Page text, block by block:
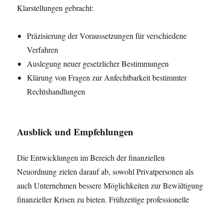
Klarstellungen gebracht:
Präzisierung der Voraussetzungen für verschiedene
Verfahren
Auslegung neuer gesetzlicher Bestimmungen
Klärung von Fragen zur Anfechtbarkeit bestimmter
Rechtshandlungen
Ausblick und Empfehlungen
Die Entwicklungen im Bereich der finanziellen
Neuordnung zielen darauf ab, sowohl Privatpersonen als
auch Unternehmen bessere Möglichkeiten zur Bewältigung
finanzieller Krisen zu bieten. Frühzeitige professionelle